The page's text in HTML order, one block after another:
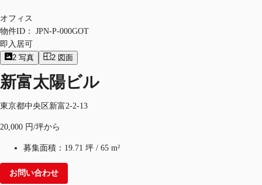
オフィス
物件ID：
JPN-P-000GOT
即入居可
2 写真 2 図面
新富太陽ビル
東京都中央区新富2-2-13
20,000 円/坪から
募集面積： 19.71 坪 / 65 m²
お問い合わせ